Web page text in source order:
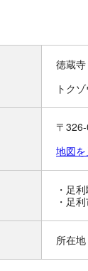
徳蔵寺
トク
〒
地図
・足
・足
所在